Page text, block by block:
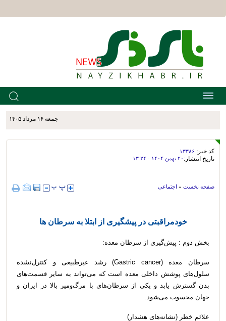
جمعه ۱۶ مرداد ۱۴۰۵
کد خبر: ۱۳۳۸۶
تاریخ انتشار: ۲۰ بهمن ۱۴۰۴ - ۱۳:۲۴
صفحه نخست » اجتماعی
خودمراقبتی در پیشگیری از ابتلا به سرطان ها
بخش دوم : پیش‌گیری از سرطان معده:
سرطان معده (Gastric cancer) رشد غیرطبیعی و کنترل‌نشده
سلول‌های پوشش داخلی معده است که می‌تواند به سایر قسمت‌های
بدن گسترش یابد و یکی از سرطان‌های با مرگ‌ومیر بالا در ایران و
جهان محسوب می‌شود.
علائم خطر (نشانه‌های هشدار)